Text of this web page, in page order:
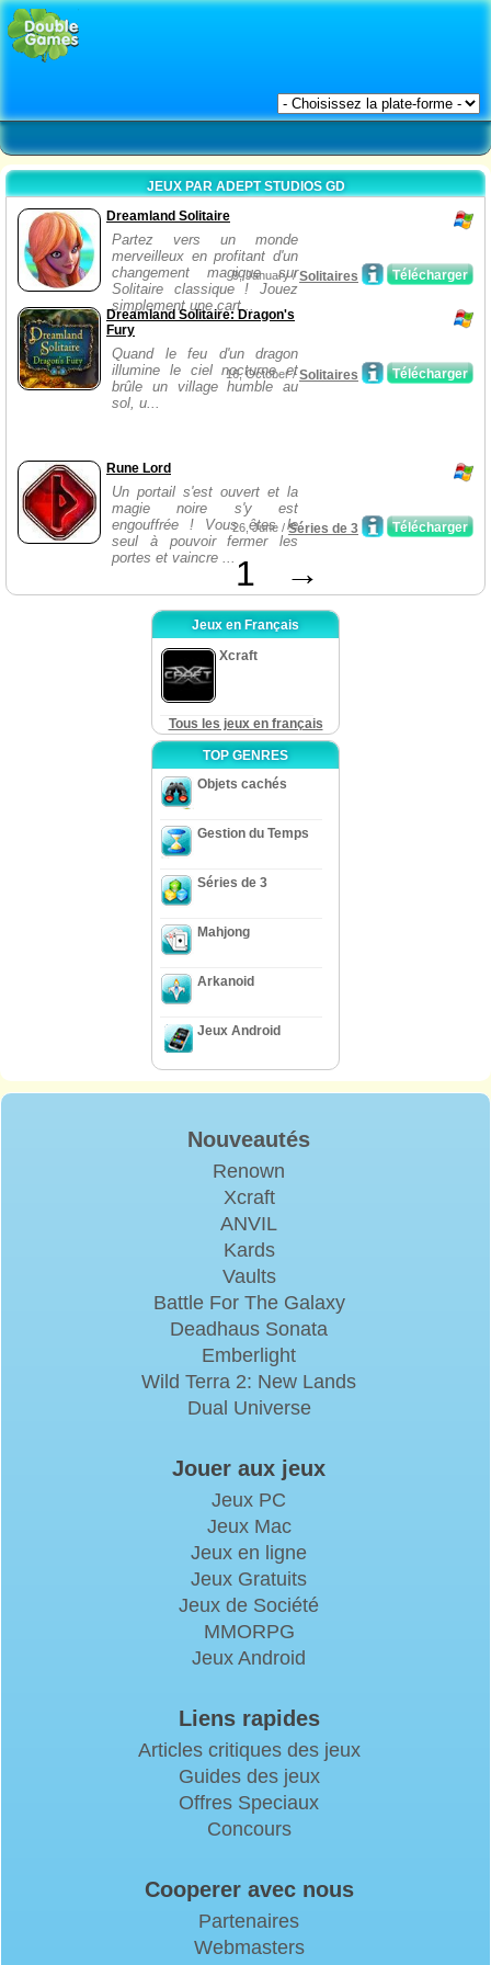
JEUX PAR ADEPT STUDIOS GD
Dreamland Solitaire
Partez vers un monde
merveilleux en profitant d'un
changement magique sur
Solitaire classique ! Jouez
simplement une cart...
Télécharger
9, January /Solitaires
Dreamland Solitaire: Dragon's
Fury
Quand le feu d'un dragon
illumine le ciel nocturne et
brûle un village humble au
sol, u...
Télécharger
16, October /Solitaires
Rune Lord
Un portail s'est ouvert et la
magie noire s'y est
engouffrée ! Vous êtes le
seul à pouvoir fermer les
portes et vaincre ...
Télécharger
26, June /Séries de 3
1 →
Jeux en Français
Xcraft
Tous les jeux en français
TOP GENRES
Objets cachés
Gestion du Temps
Séries de 3
Mahjong
Arkanoid
Jeux Android
Nouveautés
Renown
Xcraft
ANVIL
Kards
Vaults
Battle For The Galaxy
Deadhaus Sonata
Emberlight
Wild Terra 2: New Lands
Dual Universe
Jouer aux jeux
Jeux PC
Jeux Mac
Jeux en ligne
Jeux Gratuits
Jeux de Société
MMORPG
Jeux Android
Liens rapides
Articles critiques des jeux
Guides des jeux
Offres Speciaux
Concours
Cooperer avec nous
Partenaires
Webmasters